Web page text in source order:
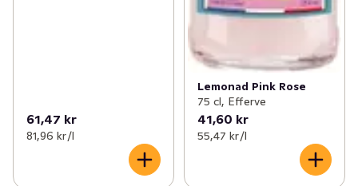
61,47 kr
81,96 kr /l
Lemonad Pink Rose
75 cl, Efferve
41,60 kr
55,47 kr /l